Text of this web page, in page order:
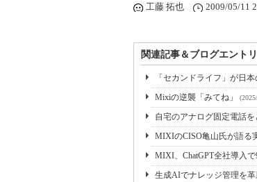
工藤 拓也 2009/05/11
関連記事＆ブログエント
「セカンドライフ」が日
Mixiの逆襲「みてね」
自宅のアナログ固定電話を
MIXIのCISO亀山氏が語る
MIXI、ChatGPT全社導入
生成AIでナレッジ管理を